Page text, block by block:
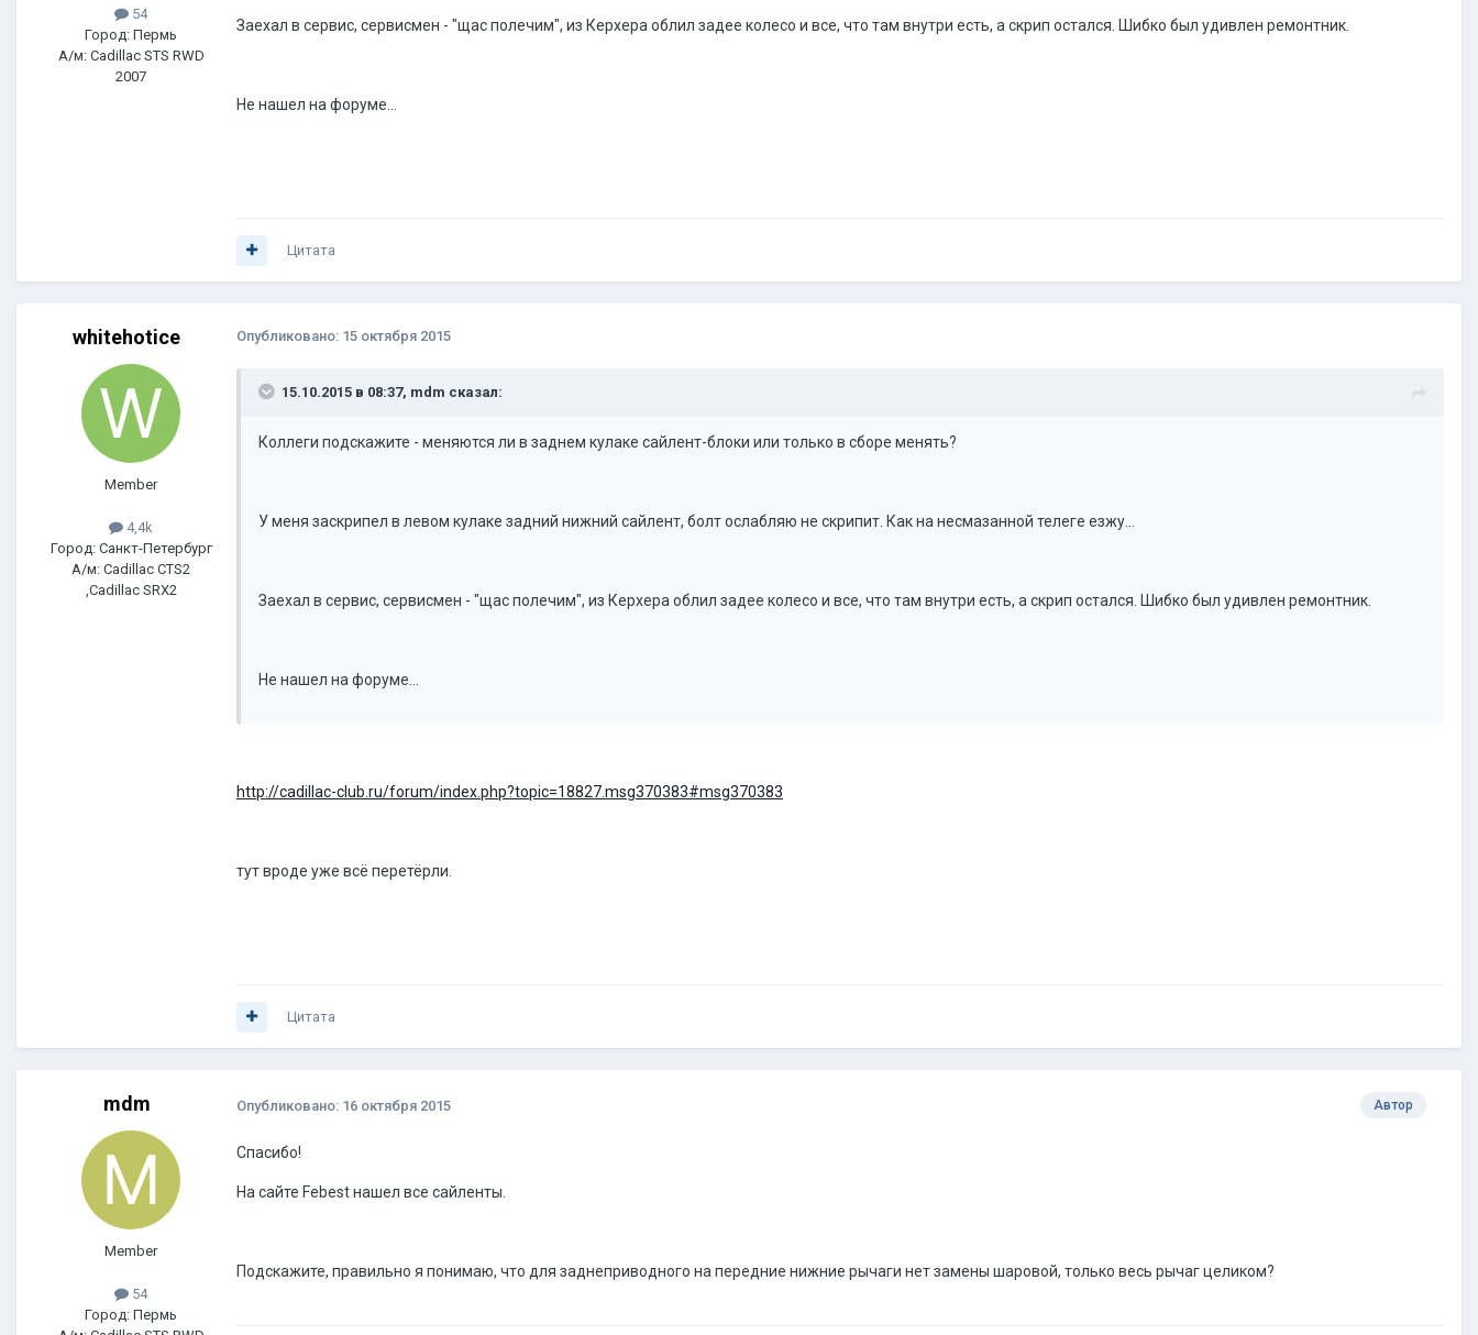
54
Город: Пермь
А/м: Cadillac STS RWD
2007
Заехал в сервис, сервисмен - "щас полечим", из Керхера облил задее колесо и все, что там внутри есть, а скрип остался. Шибко был удивлен ремонтник.
Не нашел на форуме...
Цитата
whitehotice
Member
4,4k
Город: Санкт-Петербург
А/м: Cadillac CTS2
,Cadillac SRX2
Опубликовано: 15 октября 2015
15.10.2015 в 08:37, mdm сказал:
Коллеги подскажите - меняются ли в заднем кулаке сайлент-блоки или только в сборе менять?
У меня заскрипел в левом кулаке задний нижний сайлент, болт ослабляю не скрипит. Как на несмазанной телеге езжу...
Заехал в сервис, сервисмен - "щас полечим", из Керхера облил задее колесо и все, что там внутри есть, а скрип остался. Шибко был удивлен ремонтник.
Не нашел на форуме...
http://cadillac-club.ru/forum/index.php?topic=18827.msg370383#msg370383
тут вроде уже всё перетёрли.
Цитата
mdm
Member
54
Город: Пермь
Автор
Опубликовано: 16 октября 2015
Спасибо!
На сайте Febest нашел все сайленты.
Подскажите, правильно я понимаю, что для заднеприводного на передние нижние рычаги нет замены шаровой, только весь рычаг целиком?